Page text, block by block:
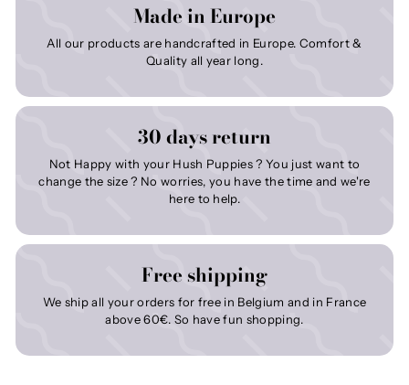
Made in Europe
All our products are handcrafted in Europe. Comfort &
Quality all year long.
30 days return
Not Happy with your Hush Puppies ? You just want to
change the size ? No worries, you have the time and we're
here to help.
Free shipping
We ship all your orders for free in Belgium and in France
above 60€. So have fun shopping.